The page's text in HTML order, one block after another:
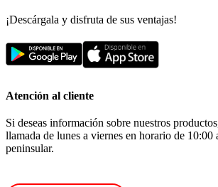
¡Descárgala y disfruta de sus ventajas!
Atención al cliente
Si deseas información sobre nuestros
llamada de lunes a viernes en horario de 10:00
peninsular.